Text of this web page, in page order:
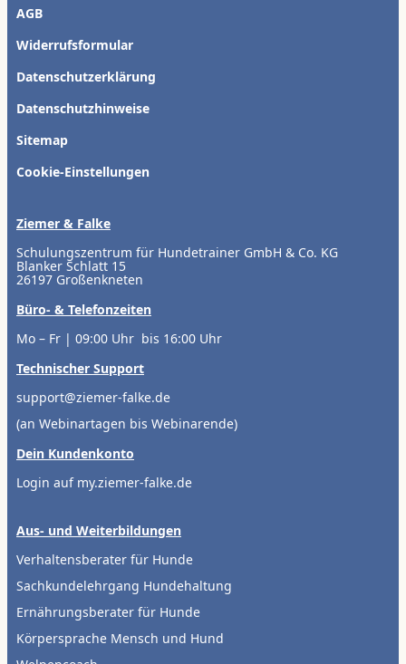
AGB
Widerrufsformular
Datenschutzerklärung
Datenschutzhinweise
Sitemap
Cookie-Einstellungen
Ziemer & Falke
Schulungszentrum für Hundetrainer GmbH & Co. KG
Blanker Schlatt 15
26197 Großenkneten
Büro- & Telefonzeiten
Mo – Fr | 09:00 Uhr bis 16:00 Uhr
Technischer Support
support@ziemer-falke.de
(an Webinartagen bis Webinarende)
Dein Kundenkonto
Login auf my.ziemer-falke.de
Aus- und Weiterbildungen
Verhaltensberater für Hunde
Sachkundelehrgang Hundehaltung
Ernährungsberater für Hunde
Körpersprache Mensch und Hund